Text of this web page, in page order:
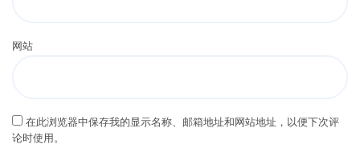
网站
在此浏览器中保存我的显示名称、邮箱地址和网站地址，以便下次评
论时使用。